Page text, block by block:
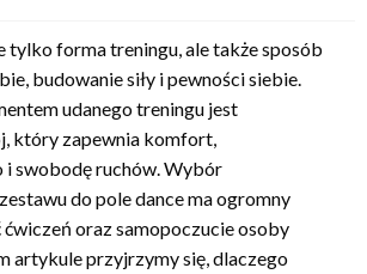
tylko forma treningu, ale także sposób
budowanie siły i pewności siebie.
udanego treningu jest
który zapewnia komfort,
i swobodę ruchów. Wybór
do pole dance ma ogromny
ćwiczeń oraz samopoczucie osoby
artykule przyjrzymy się, dlaczego